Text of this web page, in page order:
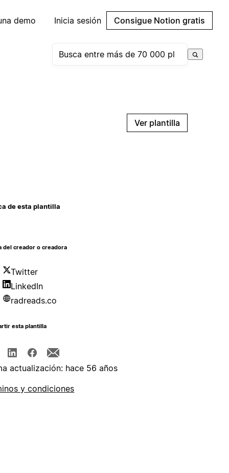
demo Inicia sesión Consigue Notion gratis
Ver plantilla
de esta plantilla
del creador o creadora
Twitter
LinkedIn
radreads.co
esta plantilla
actualización: hace 56 años
y condiciones